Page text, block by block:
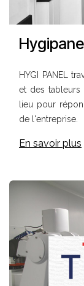
HYGI PANEL
et des tableurs
lieu pour
de l'entreprise.
En savoir plus